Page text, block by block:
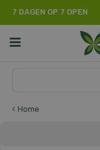
Home
7 DAGEN OP 7 OPEN